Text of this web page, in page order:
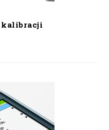
kalibracji